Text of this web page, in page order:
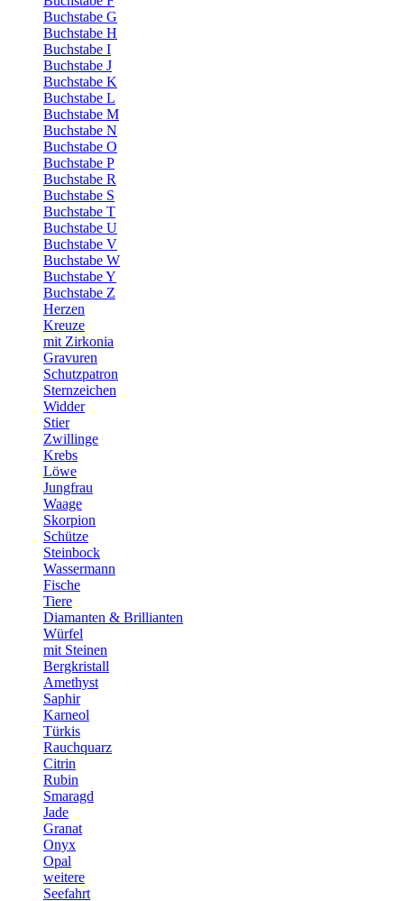
Buchstabe G
Buchstabe H
Buchstabe I
Buchstabe J
Buchstabe K
Buchstabe L
Buchstabe M
Buchstabe N
Buchstabe O
Buchstabe P
Buchstabe R
Buchstabe S
Buchstabe T
Buchstabe U
Buchstabe V
Buchstabe W
Buchstabe Y
Buchstabe Z
Herzen
Kreuze
mit Zirkonia
Gravuren
Schutzpatron
Sternzeichen
Widder
Stier
Zwillinge
Krebs
Löwe
Jungfrau
Waage
Skorpion
Schütze
Steinbock
Wassermann
Fische
Tiere
Diamanten & Brillianten
Würfel
mit Steinen
Bergkristall
Amethyst
Saphir
Karneol
Türkis
Rauchquarz
Citrin
Rubin
Smaragd
Jade
Granat
Onyx
Opal
weitere
Seefahrt